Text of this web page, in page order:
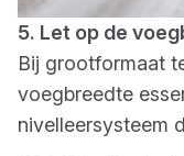
5. Let op de
Bij grootformaat
voegbreedte
nivelleersysteem